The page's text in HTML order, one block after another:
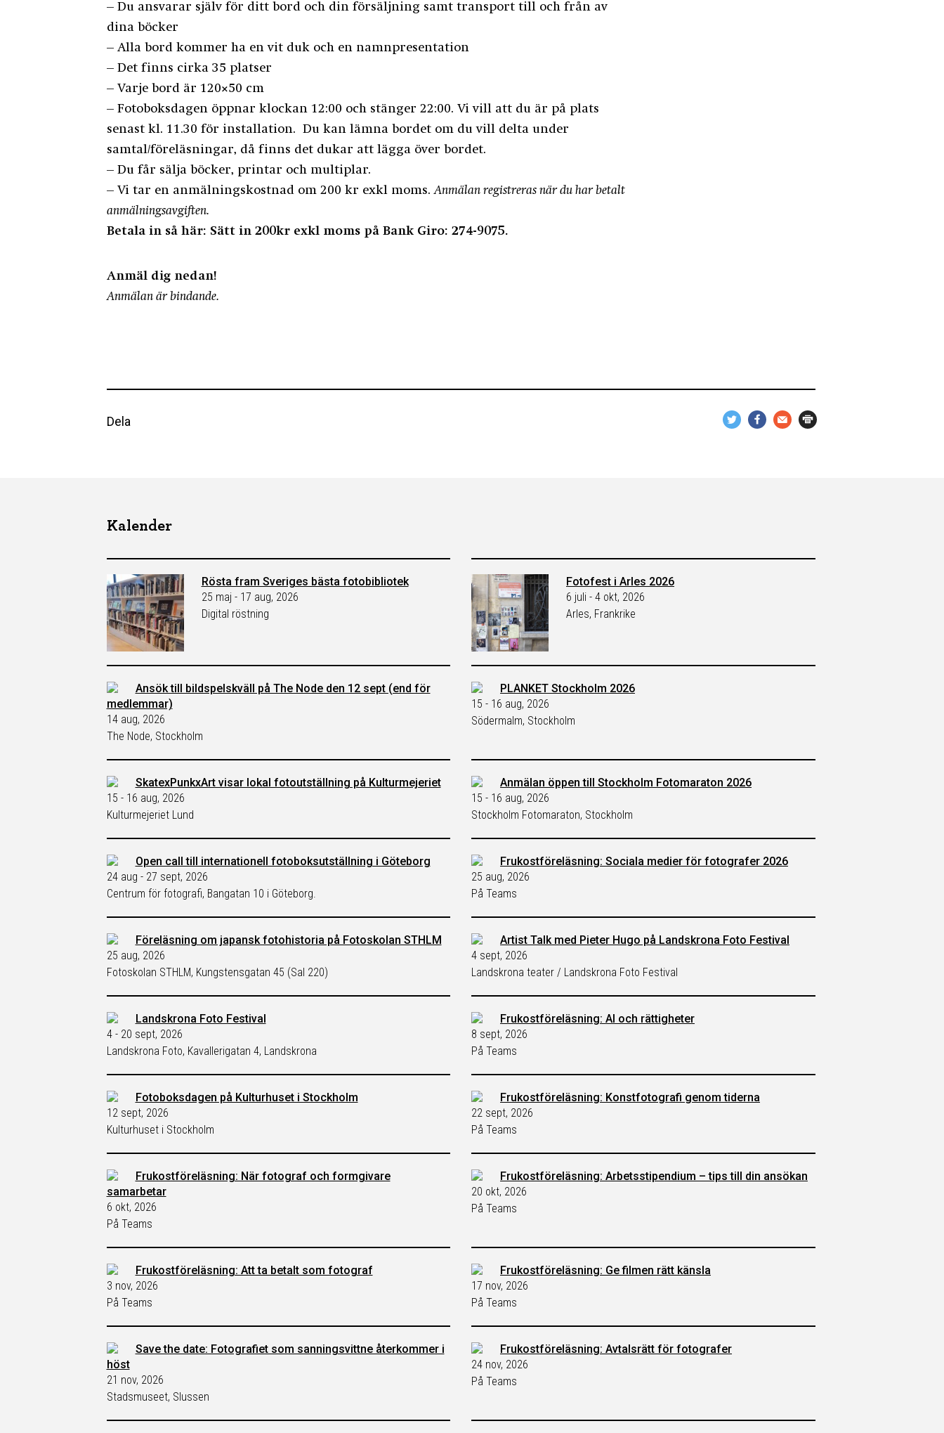
– Du ansvarar själv för ditt bord och din försäljning samt transport till och från av
dina böcker
– Alla bord kommer ha en vit duk och en namnpresentation
– Det finns cirka 35 platser
– Varje bord är 120×50 cm
– Fotoboksdagen öppnar klockan 12:00 och stänger 22:00. Vi vill att du är på plats
senast kl. 11.30 för installation. Du kan lämna bordet om du vill delta under
samtal/föreläsningar, då finns det dukar att lägga över bordet.
– Du får sälja böcker, printar och multiplar.
– Vi tar en anmälningskostnad om 200 kr exkl moms.Anmälan registreras när du har betalt
anmälningsavgiften.
Betala in så här: Sätt in 200kr exkl moms på Bank Giro: 274-9075.
Anmäl dig nedan!
Anmälan är bindande.
Dela
Kalender
Rösta fram Sveriges bästa fotobibliotek
25 maj - 17 aug, 2026
Digital röstning
Fotofest i Arles 2026
6 juli - 4 okt, 2026
Arles, Frankrike
Ansök till bildspelskväll på The Node den 12 sept (end för
medlemmar)
14 aug, 2026
The Node, Stockholm
PLANKET Stockholm 2026
15 - 16 aug, 2026
Södermalm, Stockholm
SkatexPunkxArt visar lokal fotoutställning på Kulturmejeriet
15 - 16 aug, 2026
Kulturmejeriet Lund
Anmälan öppen till Stockholm Fotomaraton 2026
15 - 16 aug, 2026
Stockholm Fotomaraton, Stockholm
Open call till internationell fotoboksutställning i Göteborg
24 aug - 27 sept, 2026
Centrum för fotografi, Bangatan 10 i Göteborg.
Frukostföreläsning: Sociala medier för fotografer 2026
25 aug, 2026
På Teams
Föreläsning om japansk fotohistoria på Fotoskolan STHLM
25 aug, 2026
Fotoskolan STHLM, Kungstensgatan 45 (Sal 220)
Artist Talk med Pieter Hugo på Landskrona Foto Festival
4 sept, 2026
Landskrona teater / Landskrona Foto Festival
Landskrona Foto Festival
4 - 20 sept, 2026
Landskrona Foto, Kavallerigatan 4, Landskrona
Frukostföreläsning: AI och rättigheter
8 sept, 2026
På Teams
Fotoboksdagen på Kulturhuset i Stockholm
12 sept, 2026
Kulturhuset i Stockholm
Frukostföreläsning: Konstfotografi genom tiderna
22 sept, 2026
På Teams
Frukostföreläsning: När fotograf och formgivare
samarbetar
6 okt, 2026
På Teams
Frukostföreläsning: Arbetsstipendium – tips till din ansökan
20 okt, 2026
På Teams
Frukostföreläsning: Att ta betalt som fotograf
3 nov, 2026
På Teams
Frukostföreläsning: Ge filmen rätt känsla
17 nov, 2026
På Teams
Save the date: Fotografiet som sanningsvittne återkommer i
höst
21 nov, 2026
Stadsmuseet, Slussen
Frukostföreläsning: Avtalsrätt för fotografer
24 nov, 2026
På Teams